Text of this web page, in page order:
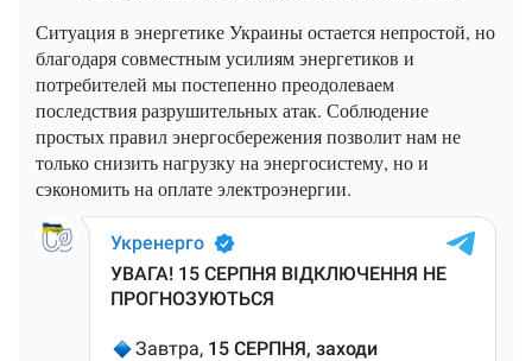
Ситуация в энергетике Украины остается непростой, но
благодаря совместным усилиям энергетиков и
потребителей мы постепенно преодолеваем
последствия разрушительных атак. Соблюдение
простых правил энергосбережения позволит нам не
только снизить нагрузку на энергосистему, но и
сэкономить на оплате электроэнергии.